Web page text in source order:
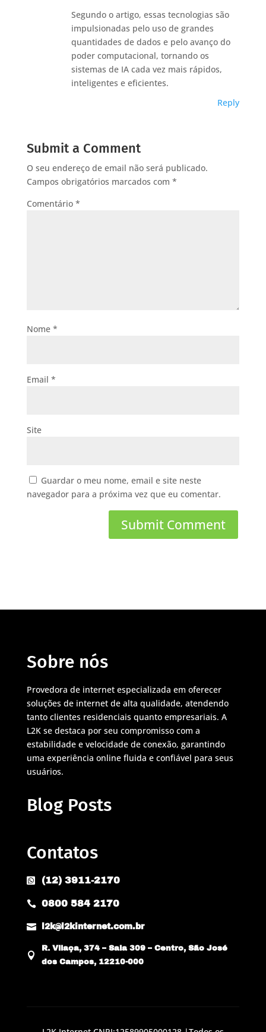
Segundo o artigo, essas tecnologias são
impulsionadas pelo uso de grandes
quantidades de dados e pelo avanço do
poder computacional, tornando os
sistemas de IA cada vez mais rápidos,
inteligentes e eficientes.
Reply
Submit a Comment
O seu endereço de email não será publicado.
Campos obrigatórios marcados com *
Comentário *
Nome *
Email *
Site
Guardar o meu nome, email e site neste
navegador para a próxima vez que eu comentar.
Sobre nós
Provedora de internet especializada em oferecer
soluções de internet de alta qualidade, atendendo
tanto clientes residenciais quanto empresariais. A
L2K se destaca por seu compromisso com a
estabilidade e velocidade de conexão, garantindo
uma experiência online fluida e confiável para seus
usuários.
Blog Posts
Contatos
 (12) 3911-2170
 0800 584 2170
 l2k@l2kinternet.com.br

R. Vilaça, 374 – Sala 309 – Centro, São José
dos Campos, 12210-000